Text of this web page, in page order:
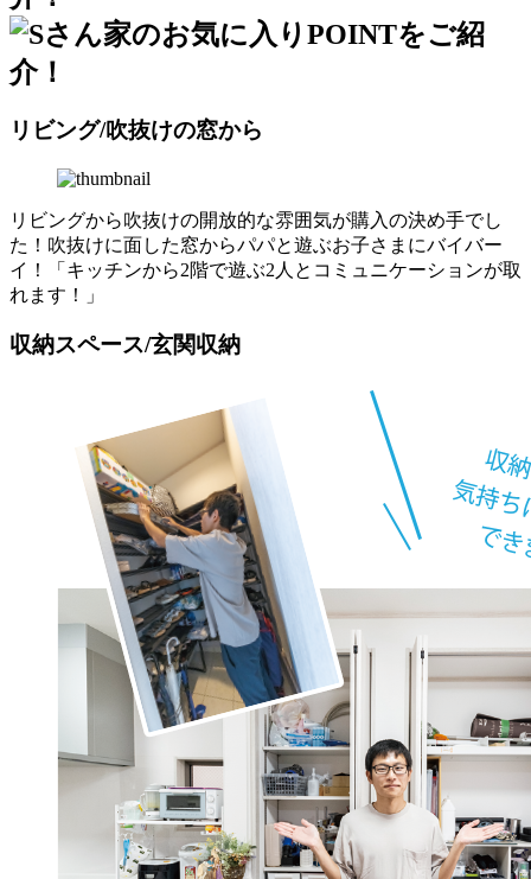
リビング/吹抜けの窓から
リビングから吹抜けの開放的な雰囲気が購入の決め手でし
た！吹抜けに面した窓からパパと遊ぶお子さまにバイバー
イ！「キッチンから2階で遊ぶ2人とコミュニケーションが取
れます！」
収納スペース/玄関収納